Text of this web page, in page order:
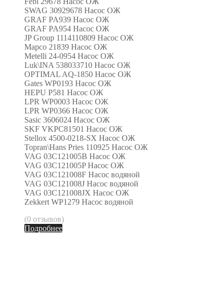
SWAG 30929678 Насос ОЖ
GRAF PA939 Насос ОЖ
GRAF PA954 Насос ОЖ
JP Group 1114110809 Насос ОЖ
Mapco 21839 Насос ОЖ
Metelli 24-0954 Насос ОЖ
Luk\INA 538033710 Насос ОЖ
OPTIMAL AQ-1850 Насос ОЖ
Gates WP0193 Насос ОЖ
HEPU P581 Насос ОЖ
LPR WP0003 Насос ОЖ
LPR WP0366 Насос ОЖ
Sasic 3606024 Насос ОЖ
SKF VKPC81501 Насос ОЖ
Stellox 4500-0218-SX Насос ОЖ
Topran\Hans Pries 110925 Насос ОЖ
VAG 03C121005B Насос ОЖ
VAG 03C121005P Насос ОЖ
VAG 03C121008F Насос водяной
VAG 03C121008J Насос водяной
VAG 03C121008JX Насос ОЖ
Zekkert WP1279 Насос водяной
(0 отзывов)
Подробнее